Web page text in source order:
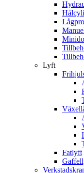
Lyft
Fatlyft